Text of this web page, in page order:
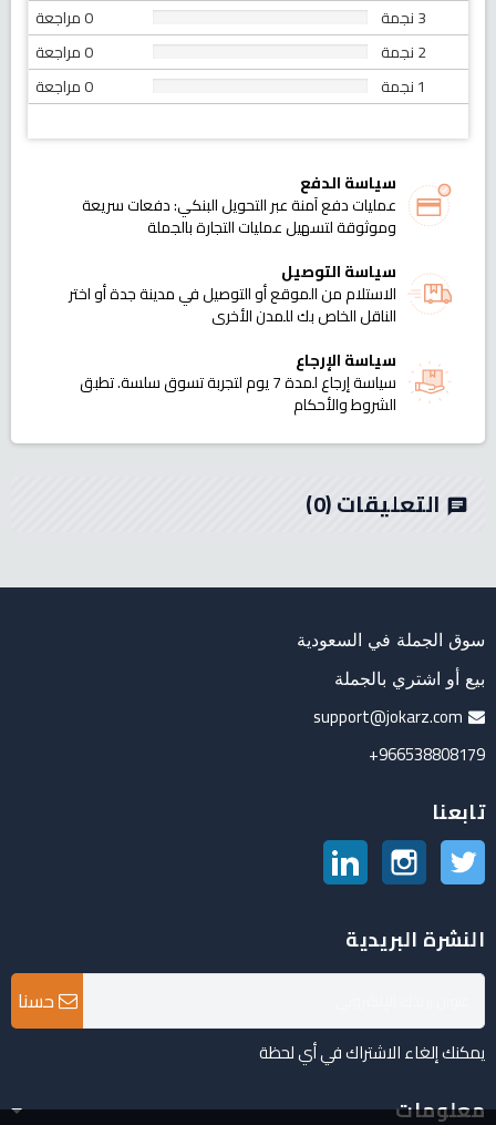
3 نجمة
0 مراجعة
2 نجمة
0 مراجعة
1 نجمة
0 مراجعة
سياسة الدفع
عمليات دفع آمنة عبر التحويل البنكي: دفعات سريعة
وموثوقة لتسهيل عمليات التجارة بالجملة
سياسة التوصيل
الاستلام من الموقع أو التوصيل في مدينة جدة أو اختر
الناقل الخاص بك للمدن الأخرى
سياسة الإرجاع
سياسة إرجاع لمدة 7 يوم لتجربة تسوق سلسة. تطبق
الشروط والأحكام
chat التعليقات(0)
سوق الجملة في السعودية
بيع أو اشتري بالجملة
support@jokarz.com
966538808179+
تابعنا
تويتر انستغرام
النشرة البريدية
حسنا
يمكنك إلغاء الاشتراك في أي لحظة
معلومات